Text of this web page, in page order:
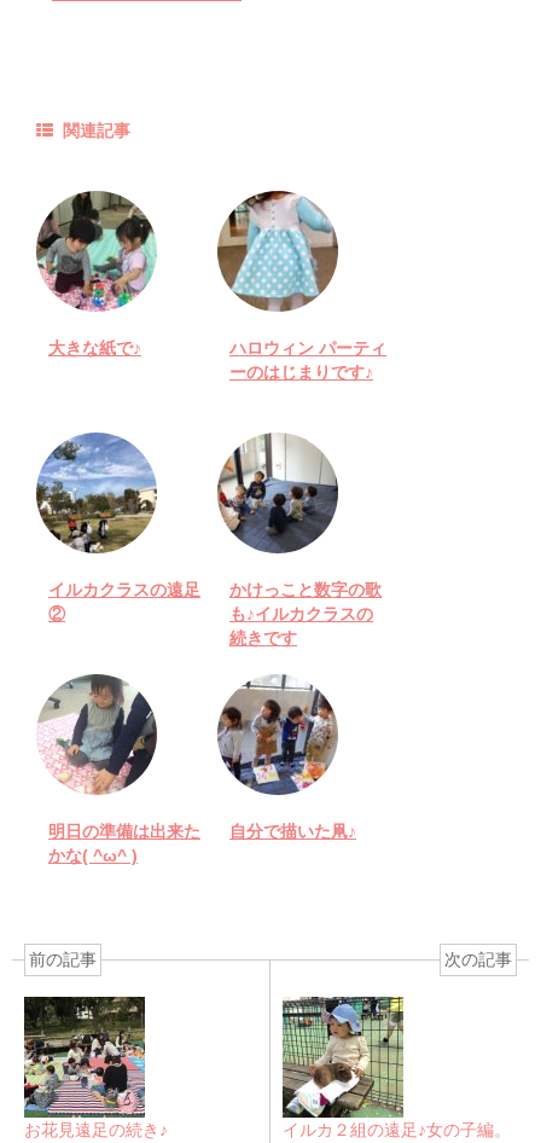
関連記事
大きな紙で♪
ハロウィン パーティ
ーのはじまりです♪
イルカクラスの遠足
②
かけっこと数字の歌
も♪イルカクラスの
続きです
明日の準備は出来た
かな( ^ω^ )
自分で描いた凧♪
前の記事
お花見遠足の続き♪
次の記事
イルカ２組の遠足♪女の子編。